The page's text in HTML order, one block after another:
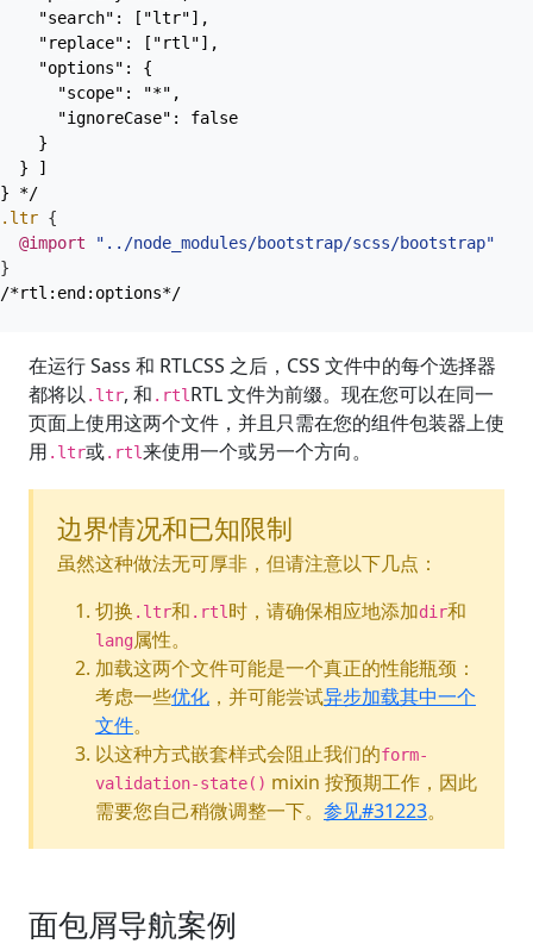
} */
.ltr {
@import
"../node_modules/bootstrap/scss/bootstrap"
}
/*rtl:end:options*/
在运行 Sass 和 RTLCSS 之后，CSS 文件中的每个选择器
都将以 .ltr, 和 .rtl RTL 文件为前缀。现在您可以在同一
页面上使用这两个文件，并且只需在您的组件包装器上使
用 .ltr或.rtl来使用一个或另一个方向。
边界情况和已知限制
虽然这种做法无可厚非，但请注意以下几点：
切换 .ltr和 .rtl 时，请确保相应地添加dir和
lang属性。
加载这两个文件可能是一个真正的性能瓶颈：
考虑一些优化 ，并可能尝试异步加载其中一个
文件。
以这种方式嵌套样式会阻止我们的form-
validation-state() mixin 按预期工作，因此
需要您自己稍微调整一下。 参见#31223。
面包屑导航案例